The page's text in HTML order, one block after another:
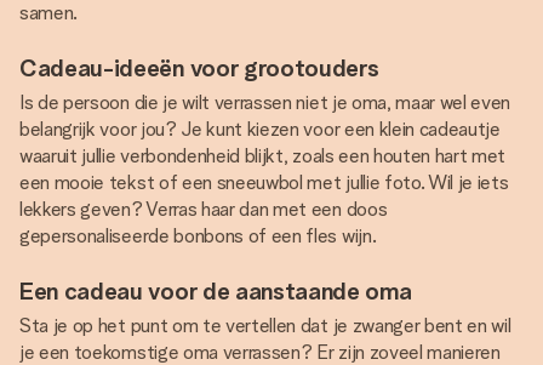
samen.
Cadeau-ideeën voor grootouders
Is de persoon die je wilt verrassen niet je oma, maar wel even
belangrijk voor jou? Je kunt kiezen voor een klein cadeautje
waaruit jullie verbondenheid blijkt, zoals een houten hart met
een mooie tekst of een sneeuwbol met jullie foto. Wil je iets
lekkers geven? Verras haar dan met een doos
gepersonaliseerde bonbons of een fles wijn.
Een cadeau voor de aanstaande oma
Sta je op het punt om te vertellen dat je zwanger bent en wil
je een toekomstige oma verrassen? Er zijn zoveel manieren